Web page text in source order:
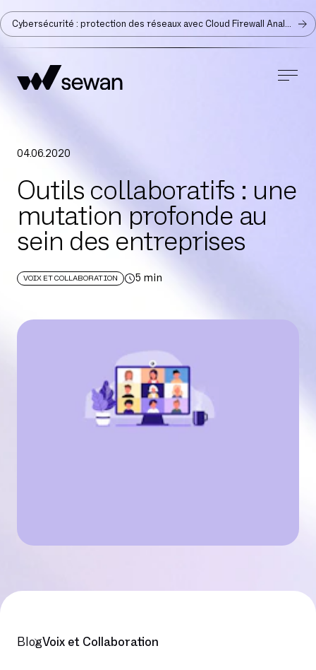
Cybersécurité : protection des réseaux avec Cloud Firewall Analyzer
04.06.2020
Outils collaboratifs : une
mutation profonde au
sein des entreprises
VOIX ET COLLABORATION 5 min
BlogVoix et Collaboration